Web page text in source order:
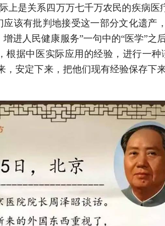
上是关系四万万七千万农民的疾病医
应该有批判地接受这一部分文化遗产
进人民健康服务”一句中的“医学”之
根据中医实际应用的经验，进行一
，安定下来，把他们现有经验保存